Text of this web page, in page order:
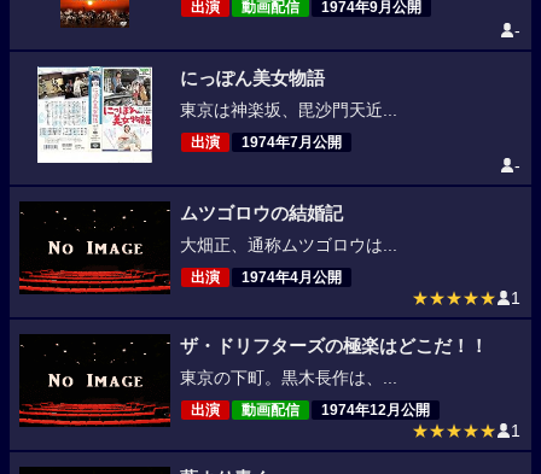
出演 動画配信 1974年9月公開
-
にっぽん美女物語
東京は神楽坂、毘沙門天近...
出演 1974年7月公開
-
ムツゴロウの結婚記
大畑正、通称ムツゴロウは...
出演 1974年4月公開
★★★★★ 1
ザ・ドリフターズの極楽はどこだ！！
東京の下町。黒木長作は、...
出演 動画配信 1974年12月公開
★★★★★ 1